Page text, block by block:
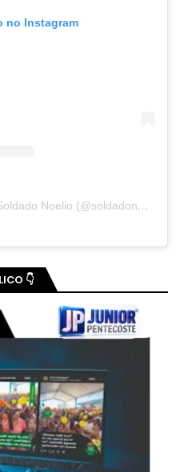
no Instagram
Um post compartilhado por Soldado Noelio (@soldadonoelio)
👇